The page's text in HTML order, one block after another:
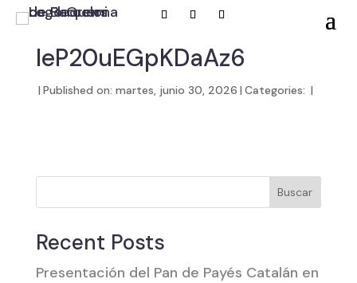
IeP20uEGpKDaAz6
| Published on: martes, junio 30, 2026 | Categories: |
Buscar
Recent Posts
Presentación del Pan de Payés Catalán en